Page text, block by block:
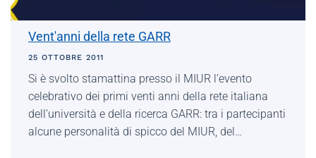
Vent'anni della rete GARR
25 OTTOBRE 2011
Si è svolto stamattina presso il MIUR l’evento
celebrativo dei primi venti anni della rete italiana
dell’università e della ricerca GARR: tra i partecipanti
alcune personalità di spicco del MIUR, del…